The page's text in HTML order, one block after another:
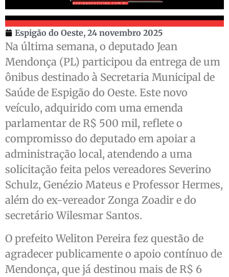
Espigão do Oeste, 24 novembro 2025
Na última semana, o deputado Jean
Mendonça (PL) participou da entrega de um
ônibus destinado à Secretaria Municipal de
Saúde de Espigão do Oeste. Este novo
veículo, adquirido com uma emenda
parlamentar de R$ 500 mil, reflete o
compromisso do deputado em apoiar a
administração local, atendendo a uma
solicitação feita pelos vereadores Severino
Schulz, Genézio Mateus e Professor Hermes,
além do ex-vereador Zonga Zoadir e do
secretário Wilesmar Santos.
O prefeito Weliton Pereira fez questão de
agradecer publicamente o apoio contínuo de
Mendonça, que já destinou mais de R$ 6